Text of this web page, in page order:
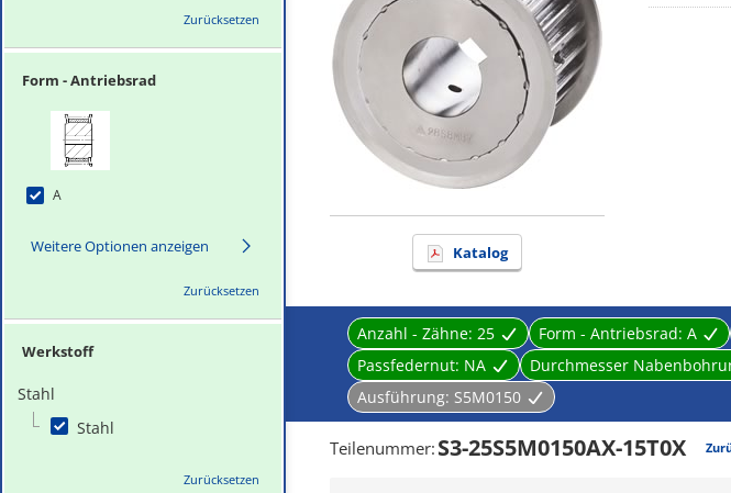
Zurücksetzen
Form - Antriebsrad
A
Weitere Optionen anzeigen
Zurücksetzen
Werkstoff
Stahl
Stahl
Zurücksetzen
Katalog
Anzahl - Zähne: 25 Form - Antriebsrad: A
Passfedernut: NA Durchmesser
Ausführung: S5M0150
Teilenummer: S3-25S5M0150AX-15T0X